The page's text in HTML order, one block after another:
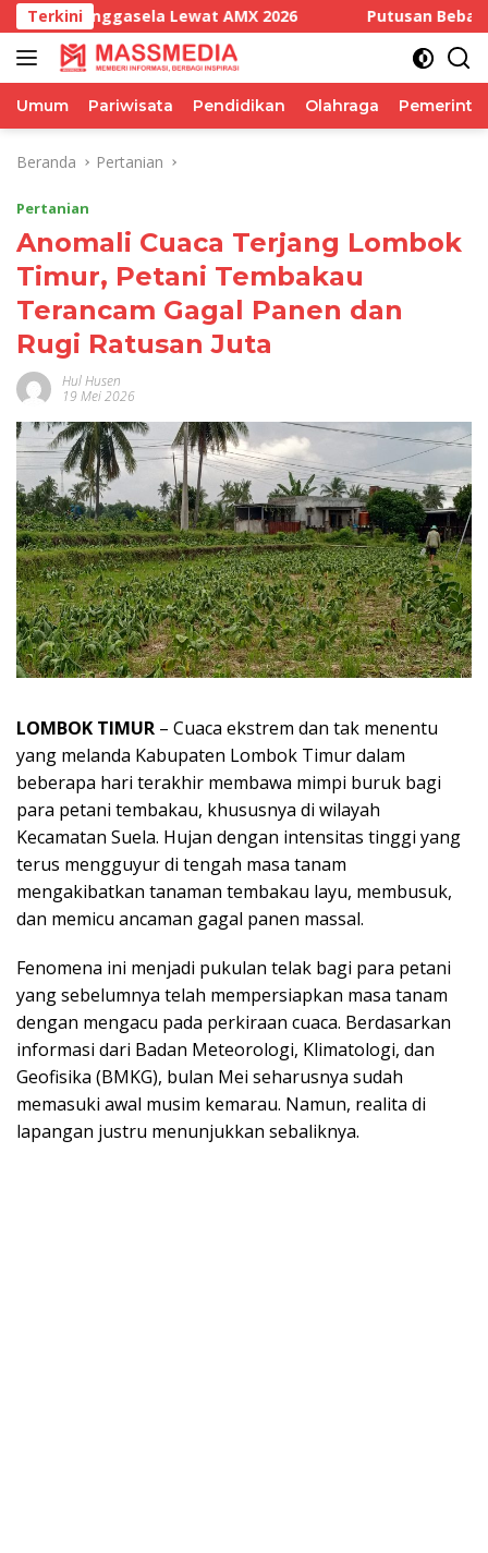
Langsung
ke
konten
Terkini
Lewat AMX 2026 Putusan Bebas Bukan
Umum Pariwisata Pendidikan Olahraga
Beranda Pertanian
Pertanian
Anomali Cuaca Terjang Lombok
Timur, Petani Tembakau
Terancam Gagal Panen dan
Rugi Ratusan Juta
Hul Husen
19 Mei 2026
LOMBOK TIMUR – Cuaca ekstrem dan tak menentu
yang melanda Kabupaten Lombok Timur dalam
beberapa hari terakhir membawa mimpi buruk bagi
para petani tembakau, khususnya di wilayah
Kecamatan Suela. Hujan dengan intensitas tinggi yang
terus mengguyur di tengah masa tanam
mengakibatkan tanaman tembakau layu, membusuk,
dan memicu ancaman gagal panen massal.
Fenomena ini menjadi pukulan telak bagi para petani
yang sebelumnya telah mempersiapkan masa tanam
dengan mengacu pada perkiraan cuaca. Berdasarkan
informasi dari Badan Meteorologi, Klimatologi, dan
Geofisika (BMKG), bulan Mei seharusnya sudah
memasuki awal musim kemarau. Namun, realita di
lapangan justru menunjukkan sebaliknya.